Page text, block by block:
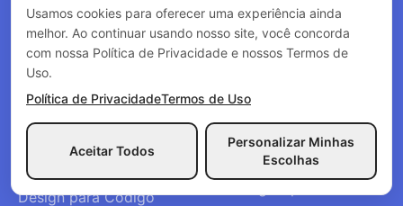
PRODUTOS
Codia Studio
Editor de PSD online
Editor Illustrator online
Design para Código
CONVERTER
Magic Layers
Editor de texto para
imagens IA
Usamos cookies para oferecer uma experiência ainda
melhor. Ao continuar usando nosso site, você concorda
com nossa Política de Privacidade e nossos Termos de
Uso.
Política de PrivacidadeTermos de Uso
Aceitar Todos
Personalizar Minhas
Escolhas